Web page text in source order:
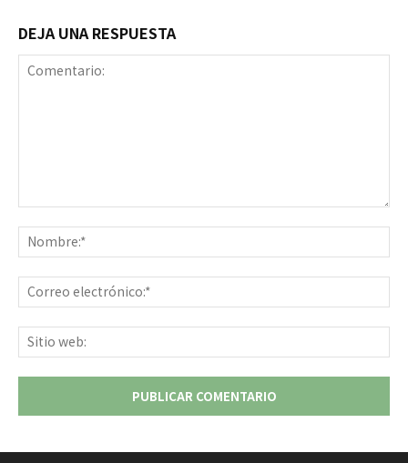
DEJA UNA RESPUESTA